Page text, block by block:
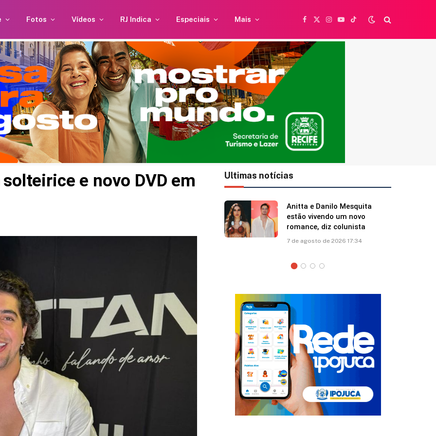
Fotos Vídeos RJ Indica Especiais Mais
Facebook
X
Instagram
YouTubeTikTok
e novo DVD em
Ultimas notícias
Caetano Veloso completa 84
anos e ganha homenagem da
esposa: “Papito! Te amo”
7 de agosto de 2026 12:41